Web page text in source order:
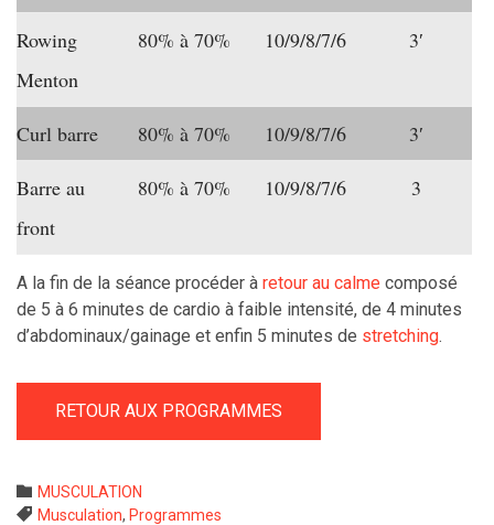
Rowing
Menton
80% à 70% 10/9/8/7/6 3′
Curl barre 80% à 70% 10/9/8/7/6 3′
Barre au
front
80% à 70% 10/9/8/7/6 3
A la fin de la séance procéder à retour au calme composé
de 5 à 6 minutes de cardio à faible intensité, de 4 minutes
d’abdominaux/gainage et enfin 5 minutes de stretching.
RETOUR AUX PROGRAMMES
 Category
MUSCULATION
 Tags
Musculation, Programmes